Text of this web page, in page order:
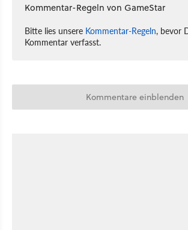
Kommentar-Regeln von GameStar
Bitte lies unsere Kommentar-Regeln, bevor
Kommentar verfasst.
Kommentare einblenden